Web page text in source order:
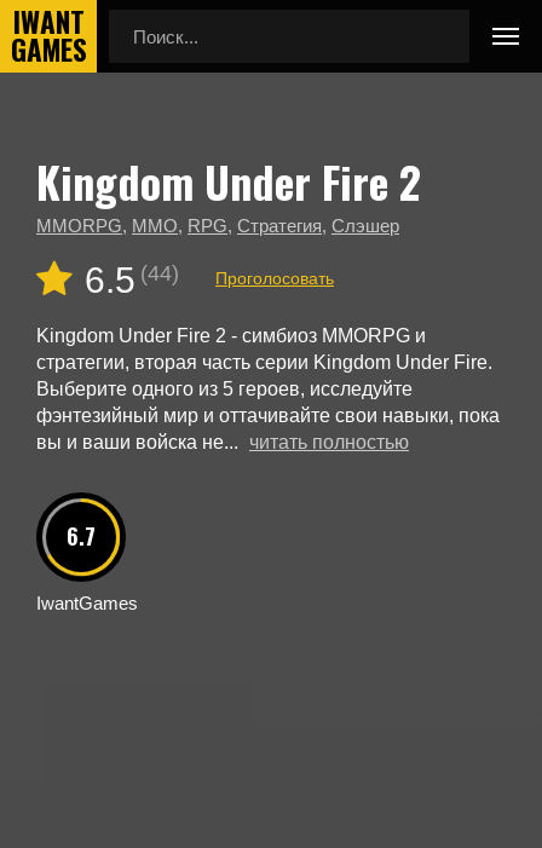
Главная
Новые игры
Kingdom Under Fire 2
Kingdom Under Fire 2
MMORPG, MMO, RPG, Стратегия, Слэшер
6.5 (44) Проголосовать
Kingdom Under Fire 2 - симбиоз MMORPG и
стратегии, вторая часть серии Kingdom Under Fire.
Выберите одного из 5 героев, исследуйте
фэнтезийный мир и оттачивайте свои навыки, пока
вы и ваши войска не...
читать полностью
6.7
IwantGames